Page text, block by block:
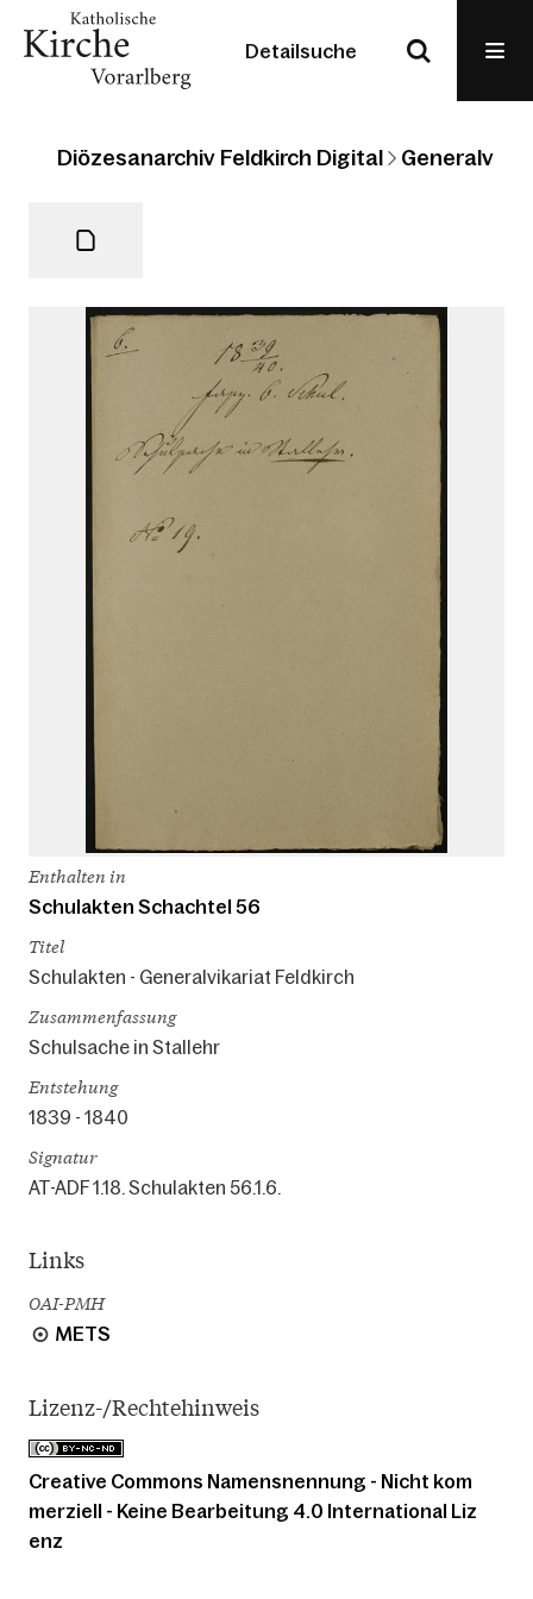
Detailsuche
Diözesanarchiv Feldkirch Digital
Enthalten in
Schulakten Schachtel 56
Titel
Schulakten - Generalvikariat Feldkirch
Zusammenfassung
Schulsache in Stallehr
Entstehung
1839 - 1840
Signatur
AT-ADF 1.18. Schulakten 56.1.6.
Links
OAI-PMH
METS
Lizenz-/Rechtehinweis
Creative Commons Namensnennung - Nicht kom
merziell - Keine Bearbeitung 4.0 International Liz
enz